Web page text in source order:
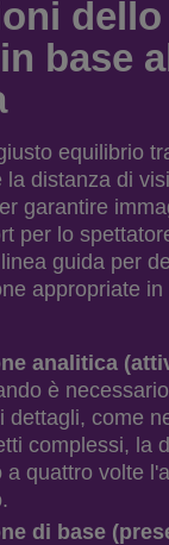
base
equilibrio
la distanza di
garantire
per lo
guida per
appropriate
analitica
è
dettagli, come
complessi, la
a quattro volte
di base